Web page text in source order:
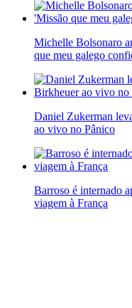
Michelle Bolsonaro
que meu galego
Daniel Zukerman
ao vivo no Pânico
Barroso é internado
viagem à França